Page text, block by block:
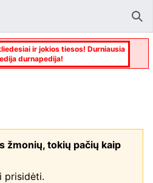
ir jokios tiesos! Durniausia
durnapedija!
žmonių, tokių pačių kaip
prisidėti.